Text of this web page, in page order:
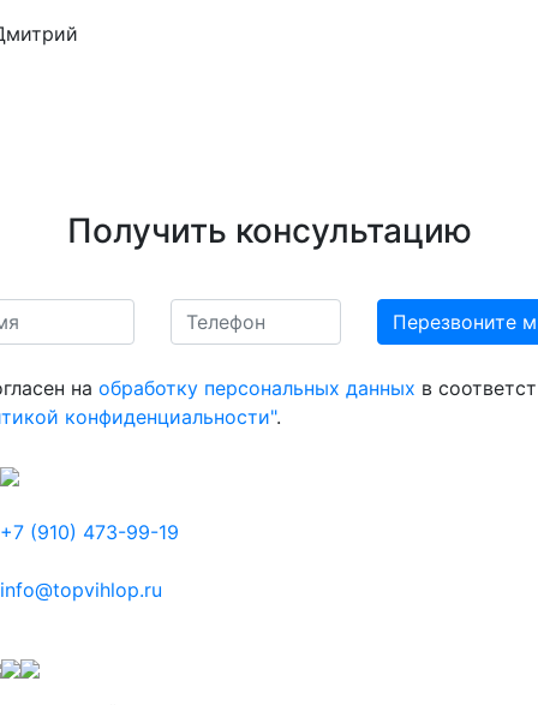
Получить консультацию
на обработку персональных данных в
конфиденциальности".
+7 (910) 473-99-19
info@topvihlop.ru